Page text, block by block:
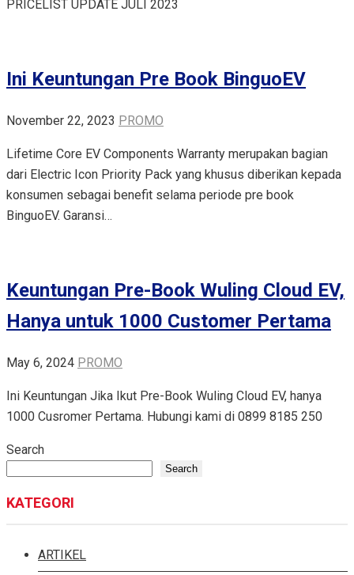
PRICELIST UPDATE JULI 2023
Ini Keuntungan Pre Book BinguoEV
November 22, 2023 PROMO
Lifetime Core EV Components Warranty merupakan bagian
dari Electric Icon Priority Pack yang khusus diberikan kepada
konsumen sebagai benefit selama periode pre book
BinguoEV. Garansi…
Keuntungan Pre-Book Wuling Cloud EV,
Hanya untuk 1000 Customer Pertama
May 6, 2024 PROMO
Ini Keuntungan Jika Ikut Pre-Book Wuling Cloud EV, hanya
1000 Cusromer Pertama. Hubungi kami di 0899 8185 250
Search
Search
KATEGORI
ARTIKEL